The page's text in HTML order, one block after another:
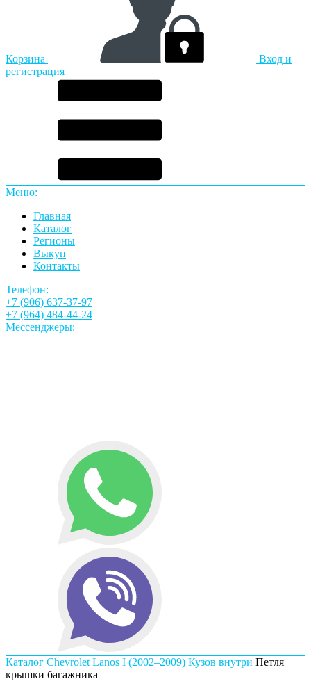
Корзина
Вход и
регистрация
Меню:
Главная
Каталог
Регионы
Выкуп
Контакты
Телефон:
+7 (906) 637-37-97
+7 (964) 484-44-24
Мессенджеры:
Каталог Chevrolet Lanos I (2002–2009) Кузов внутри Петля
крышки багажника